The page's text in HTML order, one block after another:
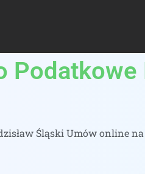
Śląski Umów online